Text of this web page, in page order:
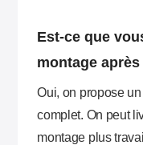
Est-ce que
montage après
Oui, on propose
complet. On peut
montage plus